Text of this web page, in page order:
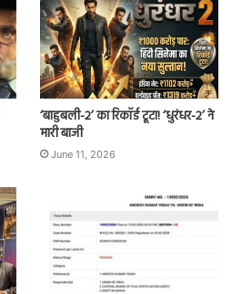
‘बाहुबली-2’ का रिकॉर्ड टूटा! ‘धुरंधर-2’ ने
मारी बाजी
June 11, 2026